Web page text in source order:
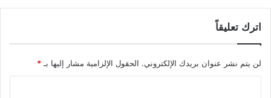
اترك تعليقاً
لن يتم نشر عنوان بريدك الإلكتروني. الحقول الإلزامية مشار إليها بـ *